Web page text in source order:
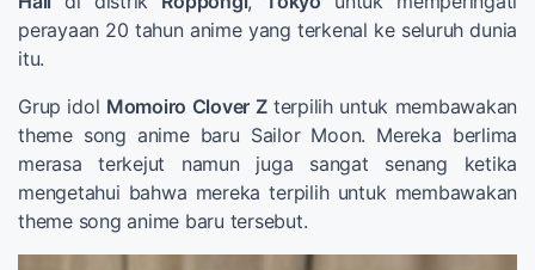
perayaan 20 tahun anime yang terkenal ke seluruh dunia
itu.
Grup idol Momoiro Clover Zterpilih untuk membawakan
theme song anime baru Sailor Moon. Mereka berlima
merasa terkejut namun juga sangat senang ketika
mengetahui bahwa mereka terpilih untuk membawakan
theme song anime baru tersebut.